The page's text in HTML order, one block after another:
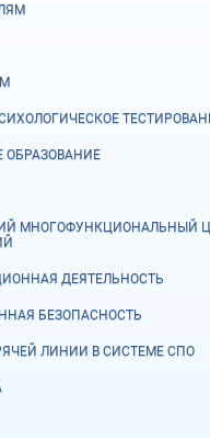
ОБРАЗОВАНИЕ
МНОГОФУНКЦИОНАЛЬНЫЙ
ДЕЯТЕЛЬНОСТЬ
БЕЗОПАСНОСТЬ
ЛИНИИ В СИСТЕМЕ СПО